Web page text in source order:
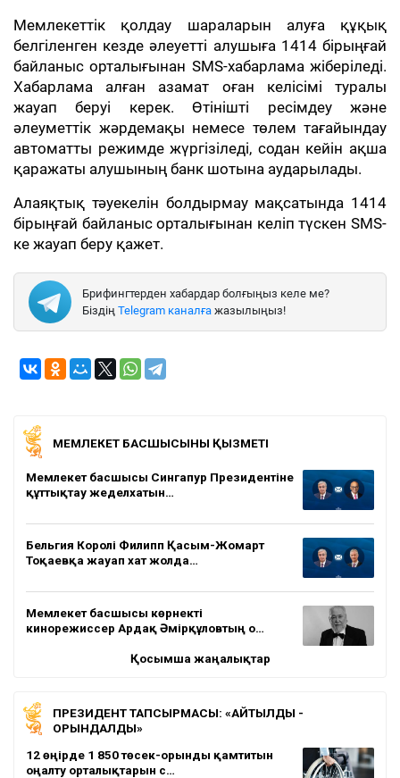
Мемлекеттік қолдау шараларын алуға құқық
белгіленген кезде әлеуетті алушыға 1414 бірыңғай
байланыс орталығынан SMS-хабарлама жіберіледі.
Хабарлама алған азамат оған келісімі туралы
жауап беруі керек. Өтінішті ресімдеу және
әлеуметтік жәрдемақы немесе төлем тағайындау
автоматты режимде жүргізіледі, содан кейін ақша
қаражаты алушының банк шотына аударылады.
Алаяқтық тәуекелін болдырмау мақсатында 1414
бірыңғай байланыс орталығынан келіп түскен SMS-
ке жауап беру қажет.
Брифингтерден хабардар болғыңыз келе ме?
Біздің Telegram каналға жазылыңыз!
МЕМЛЕКЕТ БАСШЫСЫНЫҢ ҚЫЗМЕТІ
Мемлекет басшысы Сингапур Президентіне
құттықтау жеделхатын…
Бельгия Королі Филипп Қасым-Жомарт
Тоқаевқа жауап хат жолда…
Мемлекет басшысы көрнекті
кинорежиссер Ардақ Әмірқұловтың о…
Қосымша жаңалықтар
ПРЕЗИДЕНТ ТАПСЫРМАСЫ: «АЙТЫЛДЫ -
ОРЫНДАЛДЫ»
12 өңірде 1 850 төсек-орынды қамтитын
оңалту орталықтарын с…